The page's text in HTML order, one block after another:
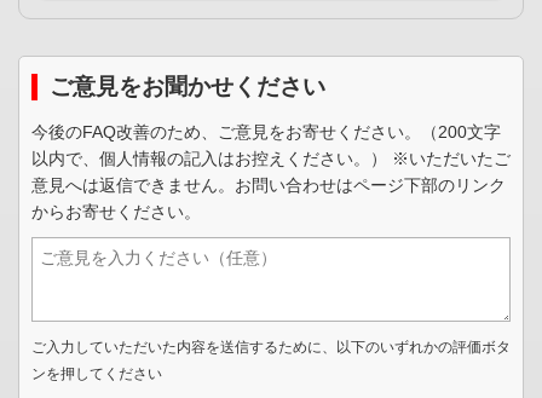
ご意見をお聞かせください
今後のFAQ改善のため、ご意見をお寄せください。（200文字
以内で、個人情報の記入はお控えください。） ※いただいたご
意見へは返信できません。お問い合わせはページ下部のリンク
からお寄せください。
ご入力していただいた内容を送信するために、以下のいずれかの評価ボタ
ンを押してください